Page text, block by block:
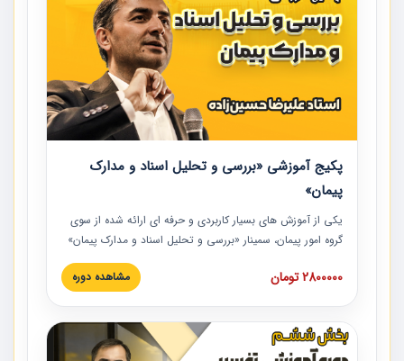
پکیج آموزشی «بررسی و تحلیل اسناد و مدارک
پیمان»
یکی از آموزش‏‏‏‏‏‏ های بسیار کاربردی و حرفه‏ ای ارائه شده از سوی
گروه امور پیمان، سمینار «بررسی و تحلیل اسناد و مدارک پیمان»
است که در دانشگاه صنعتی شریف ارائه شد. در این آموزش
نکات کلیدی مربوط به اسناد و مدارک پیمان، اولویت بندی اسناد
پیمان به همراه تجربیات عملی در این خصوص ارائه شده است.
2800000 تومان مشاهده دوره